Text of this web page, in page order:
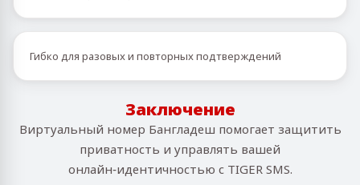
Гибко для разовых и повторных подтверждений
Заключение
Виртуальный номер Бангладеш помогает защитить
приватность и управлять вашей
онлайн‑идентичностью с TIGER SMS.